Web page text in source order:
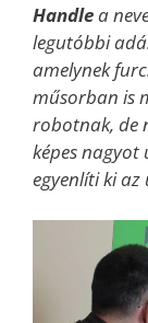
Handlea
legutóbbi
amelynek
műsorban is
robotnak, de
képes nagyot
egyenlíti ki